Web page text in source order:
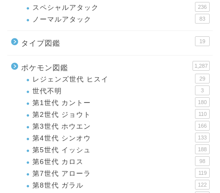
スペシャルアタック 236
ノーマルアタック 83
タイプ図鑑 19
ポケモン図鑑 1,287
レジェンズ世代 ヒスイ 29
世代不明 3
第1世代 カントー 180
第2世代 ジョウト 110
第3世代 ホウエン 166
第4世代 シンオウ 133
第5世代 イッシュ 188
第6世代 カロス 98
第7世代 アローラ 119
第8世代 ガラル 122